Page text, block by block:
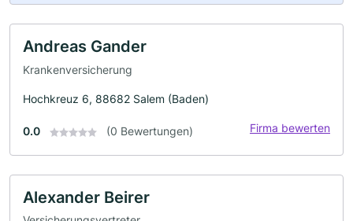
Andreas Gander
Krankenversicherung
Hochkreuz 6, 88682 Salem (Baden)
0.0 (0 Bewertungen) Firma bewerten
Alexander Beirer